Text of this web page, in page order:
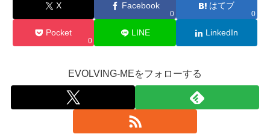
X Facebook
0
はてブ
0
Pocket
0
LINE LinkedIn
EVOLVING-MEをフォローする